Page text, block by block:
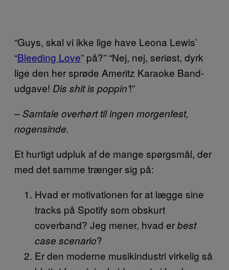
“Guys, skal vi ikke lige have Leona Lewis’
“Bleeding Love” på?” “Nej, nej, seriøst, dyrk
lige den her sprøde Ameritz Karaoke Band-
udgave! Dis shit is poppin’!”
– Samtale overhørt til ingen morgenfest,
nogensinde.
Et hurtigt udpluk af de mange spørgsmål, der
med det samme trænger sig på:
Hvad er motivationen for at lægge sine
tracks på Spotify som obskurt
coverband? Jeg mener, hvad erbest
case scenario?
Er den moderne musikindustri virkelig så